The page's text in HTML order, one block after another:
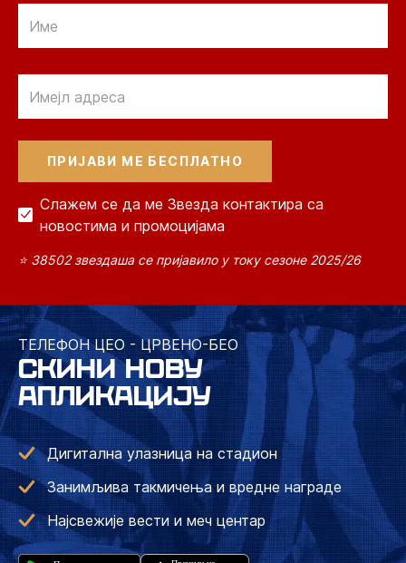
Слажем се да ме Звезда контактира са
новостима и промоцијама
⭐ 38502 звездаша се пријавило у току сезоне 2025/26
ТЕЛЕФОН ЦЕО - ЦРВЕНО-БЕО
СКИНИ НОВУ
АПЛИКАЦИЈУ
Дигитална улазница на стадион
Занимљива такмичења и вредне награде
Најсвежије вести и меч центар